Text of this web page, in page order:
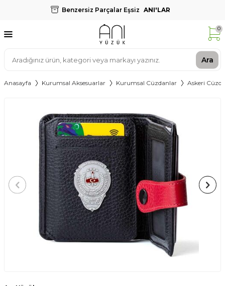
Benzersiz Parçalar Eşsiz ANI'LAR
Ara
0
Anasayfa Kurumsal Aksesuarlar Kurumsal Cüzdanlar Askeri